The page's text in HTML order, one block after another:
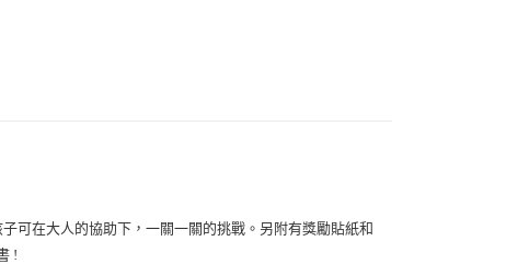
可在大人的協助下，一關一關的挑戰。另附有獎勵貼紙和
!